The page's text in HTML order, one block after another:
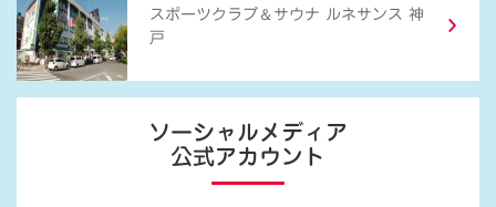
スポーツクラブ ＆ サウナ ルネサンス 神
戸
ソーシャルメディア
公式アカウント